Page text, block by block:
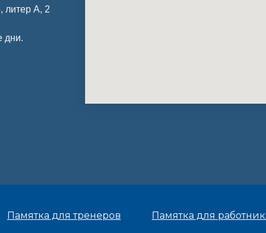
литер А, 2
дни.
Памятка для тренеров Памятка для